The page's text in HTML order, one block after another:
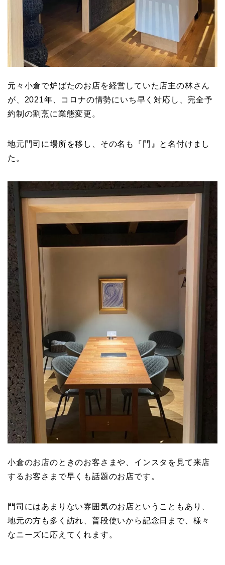
元々小倉で炉ばたのお店を経営していた店主の林さん
が、2021年、コロナの情勢にいち早く対応し、完全予
約制の割烹に業態変更。
地元門司に場所を移し、その名も『門』と名付けまし
た。
小倉のお店のときのお客さまや、インスタを見て来店
するお客さまで早くも話題のお店です。
門司にはあまりない雰囲気のお店ということもあり、
地元の方も多く訪れ、普段使いから記念日まで、様々
なニーズに応えてくれます。